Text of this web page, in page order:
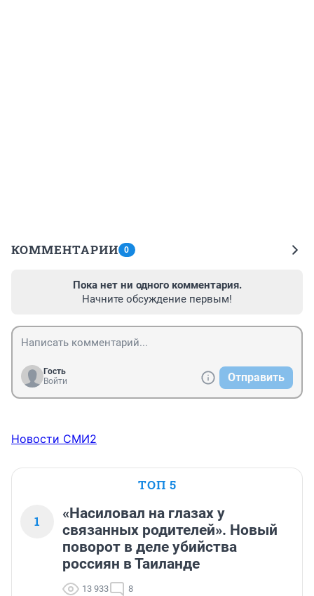
КОММЕНТАРИИ 0
Пока нет ни одного комментария.
Начните обсуждение первым!
Гость
Войти
Отправить
Новости СМИ2
ТОП 5
1
«Насиловал на глазах у
связанных родителей». Новый
поворот в деле убийства
россиян в Таиланде
13 933 8